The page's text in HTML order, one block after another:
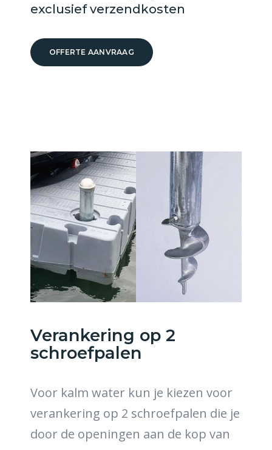
exclusief verzendkosten
OFFERTE AANVRAAG
Verankering op 2
schroefpalen
Voor kalm water kun je kiezen voor
verankering op 2 schroefpalen die je
door de openingen aan de kop van